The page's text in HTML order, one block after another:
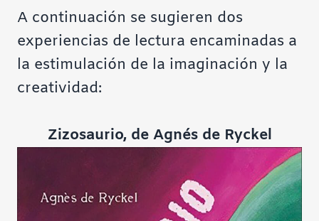
A continuación se sugieren dos
experiencias de lectura encaminadas a
la estimulación de la imaginación y la
creatividad:
Zizosaurio, de Agnés de Ryckel